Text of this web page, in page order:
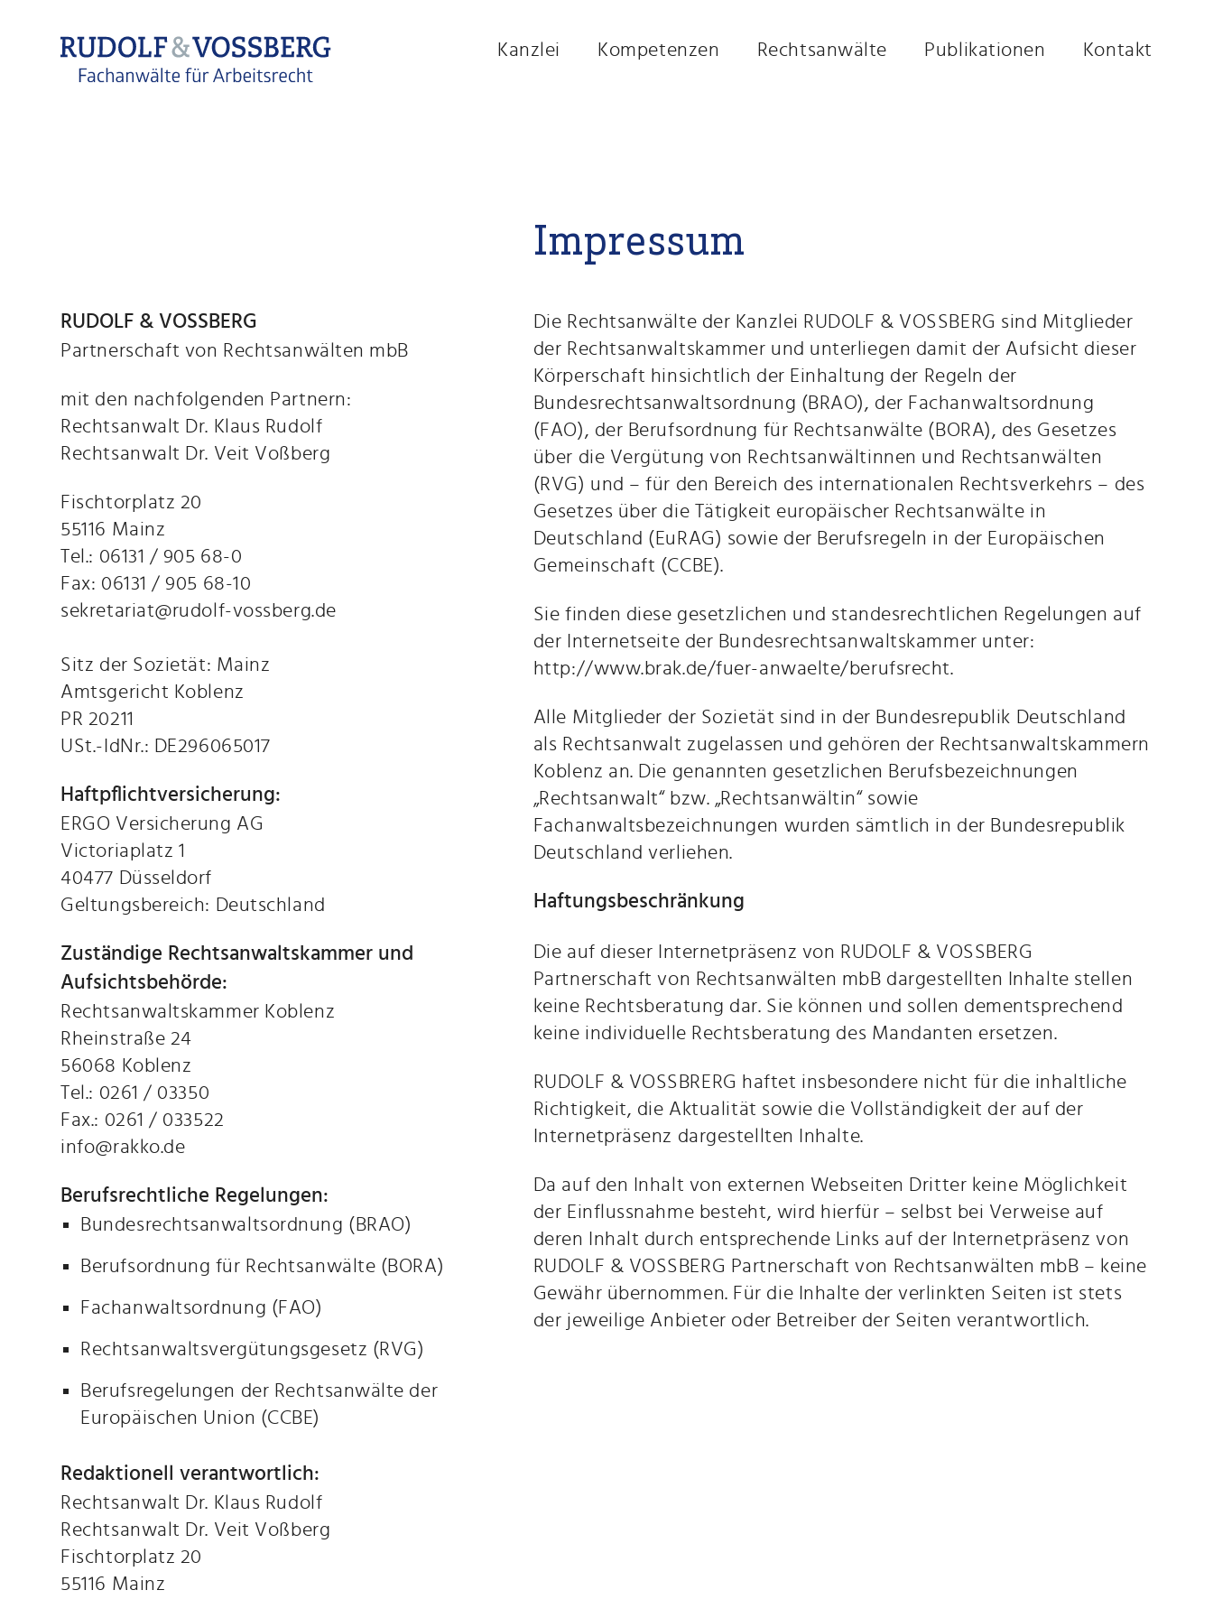
Kanzlei Kompetenzen Rechtsanwälte Publikationen Kontakt
Impressum
RUDOLF & VOSSBERG
Partnerschaft von Rechtsanwälten mbB
mit den nachfolgenden Partnern:
Rechtsanwalt Dr. Klaus Rudolf
Rechtsanwalt Dr. Veit Voßberg
Fischtorplatz 20
55116 Mainz
Tel.: 06131 / 905 68-0
Fax: 06131 / 905 68-10
sekretariat@rudolf-vossberg.de
Sitz der Sozietät: Mainz
Amtsgericht Koblenz
PR 20211
USt.-IdNr.: DE296065017
Haftpflichtversicherung:
ERGO Versicherung AG
Victoriaplatz 1
40477 Düsseldorf
Geltungsbereich: Deutschland
Zuständige Rechtsanwaltskammer und
Aufsichtsbehörde:
Rechtsanwaltskammer Koblenz
Rheinstraße 24
56068 Koblenz
Tel.: 0261 / 03350
Fax.: 0261 / 033522
info@rakko.de
Berufsrechtliche Regelungen:
Bundesrechtsanwaltsordnung (BRAO)
Berufsordnung für Rechtsanwälte (BORA)
Fachanwaltsordnung (FAO)
Rechtsanwaltsvergütungsgesetz (RVG)
Berufsregelungen der Rechtsanwälte der
Europäischen Union (CCBE)
Redaktionell verantwortlich:
Rechtsanwalt Dr. Klaus Rudolf
Rechtsanwalt Dr. Veit Voßberg
Fischtorplatz 20
55116 Mainz
Die Rechtsanwälte der Kanzlei RUDOLF & VOSSBERG sind Mitglieder
der Rechtsanwaltskammer und unterliegen damit der Aufsicht dieser
Körperschaft hinsichtlich der Einhaltung der Regeln der
Bundesrechtsanwaltsordnung (BRAO), der Fachanwaltsordnung
(FAO), der Berufsordnung für Rechtsanwälte (BORA), des Gesetzes
über die Vergütung von Rechtsanwältinnen und Rechtsanwälten
(RVG) und – für den Bereich des internationalen Rechtsverkehrs – des
Gesetzes über die Tätigkeit europäischer Rechtsanwälte in
Deutschland (EuRAG) sowie der Berufsregeln in der Europäischen
Gemeinschaft (CCBE).
Sie finden diese gesetzlichen und standesrechtlichen Regelungen auf
der Internetseite der Bundesrechtsanwaltskammer unter:
http://www.brak.de/fuer-anwaelte/berufsrecht.
Alle Mitglieder der Sozietät sind in der Bundesrepublik Deutschland
als Rechtsanwalt zugelassen und gehören der Rechtsanwaltskammern
Koblenz an. Die genannten gesetzlichen Berufsbezeichnungen
„Rechtsanwalt“ bzw. „Rechtsanwältin“ sowie
Fachanwaltsbezeichnungen wurden sämtlich in der Bundesrepublik
Deutschland verliehen.
Haftungsbeschränkung
Die auf dieser Internetpräsenz von RUDOLF & VOSSBERG
Partnerschaft von Rechtsanwälten mbB dargestellten Inhalte stellen
keine Rechtsberatung dar. Sie können und sollen dementsprechend
keine individuelle Rechtsberatung des Mandanten ersetzen.
RUDOLF & VOSSBRERG haftet insbesondere nicht für die inhaltliche
Richtigkeit, die Aktualität sowie die Vollständigkeit der auf der
Internetpräsenz dargestellten Inhalte.
Da auf den Inhalt von externen Webseiten Dritter keine Möglichkeit
der Einflussnahme besteht, wird hierfür – selbst bei Verweise auf
deren Inhalt durch entsprechende Links auf der Internetpräsenz von
RUDOLF & VOSSBERG Partnerschaft von Rechtsanwälten mbB – keine
Gewähr übernommen. Für die Inhalte der verlinkten Seiten ist stets
der jeweilige Anbieter oder Betreiber der Seiten verantwortlich.